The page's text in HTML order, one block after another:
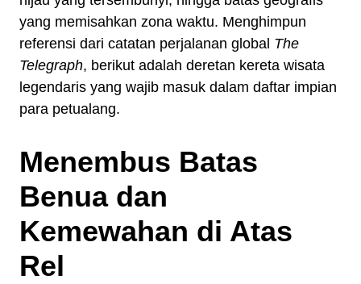
yang memisahkan zona waktu. Menghimpun
referensi dari catatan perjalanan global The
Telegraph, berikut adalah deretan kereta wisata
legendaris yang wajib masuk dalam daftar impian
para petualang.
Menembus Batas
Benua dan
Kemewahan di Atas
Rel